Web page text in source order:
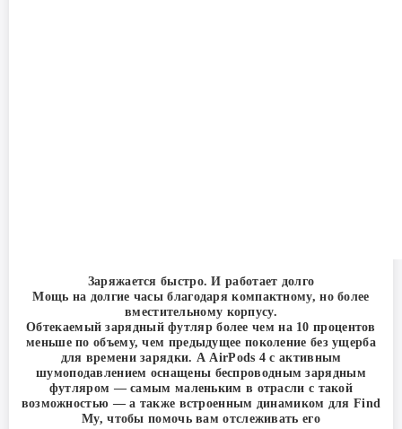
Заряжается быстро. И работает долго
Мощь на долгие часы благодаря компактному, но более
вместительному корпусу.
Обтекаемый зарядный футляр более чем на 10 процентов
меньше по объему, чем предыдущее поколение без ущерба
для времени зарядки. А AirPods 4 с активным
шумоподавлением оснащены беспроводным зарядным
футляром — самым маленьким в отрасли с такой
возможностью — а также встроенным динамиком для Find
My, чтобы помочь вам отслеживать его